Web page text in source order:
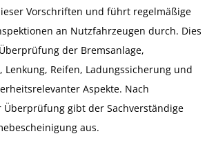
Vorschriften und führt regelmäßige
an Nutzfahrzeugen durch. Dies
der Bremsanlage,
Lenkung, Reifen, Ladungssicherung und
Aspekte. Nach
Überprüfung gibt der Sachverständige
aus.